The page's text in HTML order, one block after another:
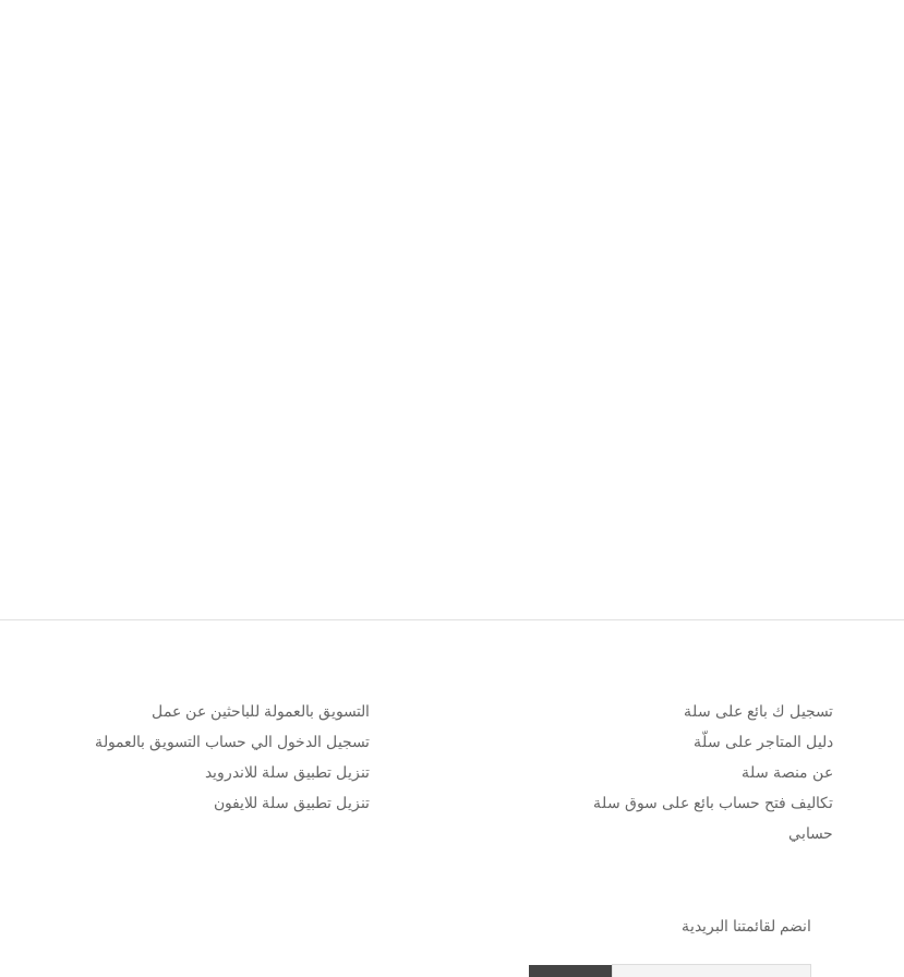
تسجيل ك بائع على سلة
دليل المتاجر على سلّة
عن منصة سلة
تكاليف فتح حساب بائع على سوق سلة
حسابي
انضم لقائمتنا البريدية
التسويق بالعمولة للباحثين عن عمل
تسجيل الدخول الي حساب التسويق بالعمولة
تنزيل تطبيق سلة للاندرويد
تنزيل تطبيق سلة للايفون